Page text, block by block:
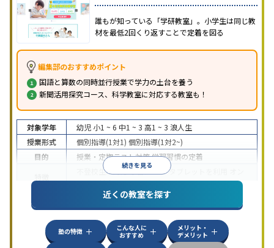
誰もが知っている「学研教室」。小学生は同じ教
材を最低2回くり返すことで定着を図る
編集部のおすすめポイント
国語と算数の同時並行授業で学力の土台を養う
新聞活用探究コース、科学教室に対応する教室も！
続きを見る
対象学年 幼児 小1 ~ 6 中1 ~ 3 高1 ~ 3 浪人生
授業形式
個別指導(1対1) 個別指導(1対2~)
目的
授業・定期テスト対策学習習慣の定着
不登校生に対応学習にPC・タブレットを利用
ライン対応
近くの教室を探す
塾の特徴
こんな人に
おすすめ
メリット・
デメリット